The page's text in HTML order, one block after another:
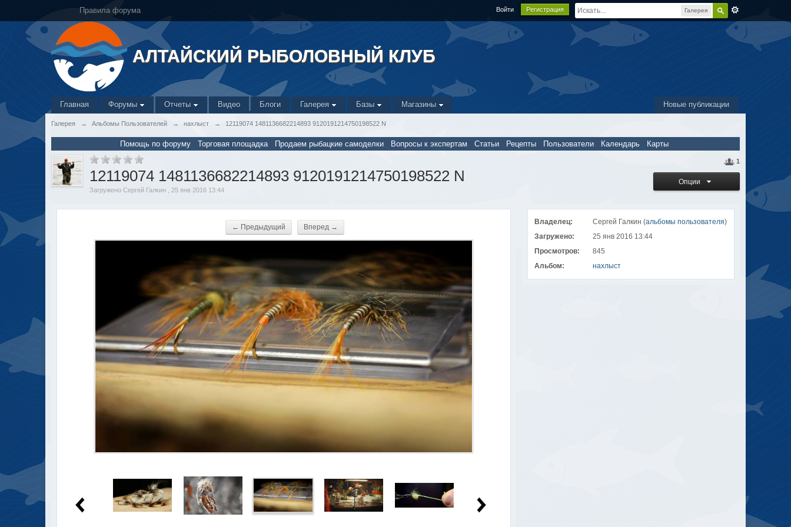
Галерея
Правила форума Войти Регистрация
АЛТАЙСКИЙ РЫБОЛОВНЫЙ КЛУБ
Новые публикации
Главная Форумы Отчеты Видео Блоги Галерея Базы Магазины
Галерея → Альбомы Пользователей → нахлыст → 12119074 1481136682214893 9120191214750198522 N
Помощь по форуму Торговая площадка Продаем рыбацкие самоделки Вопросы к экспертам Статьи Рецепты Пользователи Календарь Карты
1
Опции
12119074 1481136682214893 9120191214750198522 N
Загружено Сергей Галкин , 25 янв 2016 13:44
Владелец: Сергей Галкин (альбомы пользователя)
Загружено:
25 янв 2016 13:44
Просмотров:
845
Альбом:
нахлыст
← Предыдущий Вперед →